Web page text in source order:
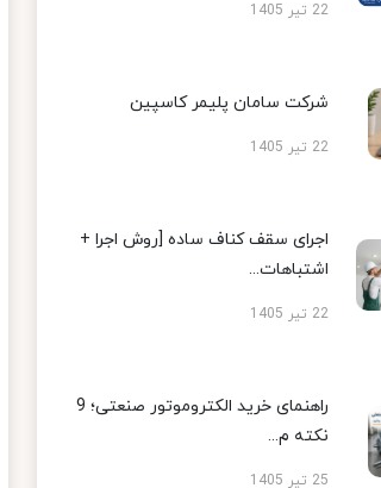
22 تیر 1405
شرکت سامان پلیمر کاسپین
22 تیر 1405
اجرای سقف کناف ساده [روش اجرا +
اشتباهات...
22 تیر 1405
راهنمای خرید الکتروموتور صنعتی؛ 9
نکته م...
25 تیر 1405